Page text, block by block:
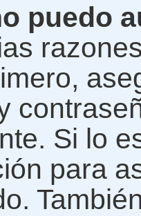
puedo
Si lo
para